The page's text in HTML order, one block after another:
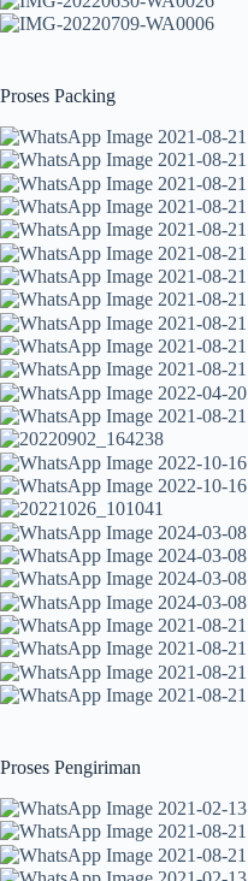
Proses Packing
Proses Pengiriman